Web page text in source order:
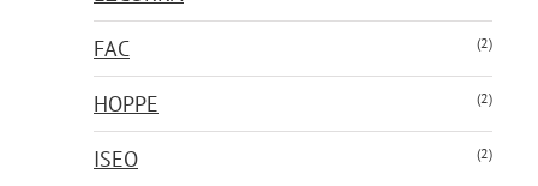
FAC (2)
HOPPE (2)
ISEO (2)